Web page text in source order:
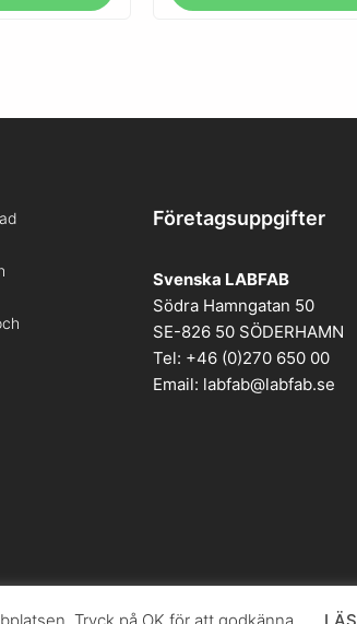
Företagsuppgifter
Svenska LABFAB
Södra Hamngatan 50
SE-826 50 SÖDERHAMN
Tel: +46 (0)270 650 00
Email: labfab@labfab.se